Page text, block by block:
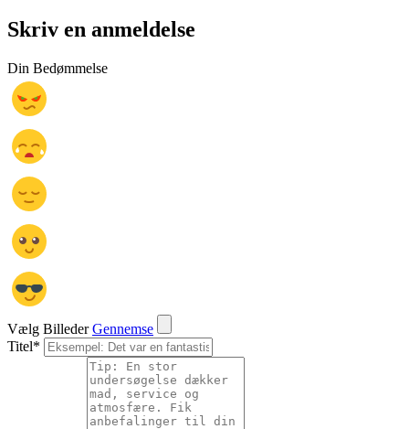
Skriv en anmeldelse
Din Bedømmelse
Vælg Billeder Gennemse
Titel*